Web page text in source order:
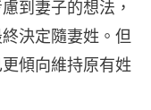
到妻子的想法，
決定隨妻姓。但
傾向維持原有姓